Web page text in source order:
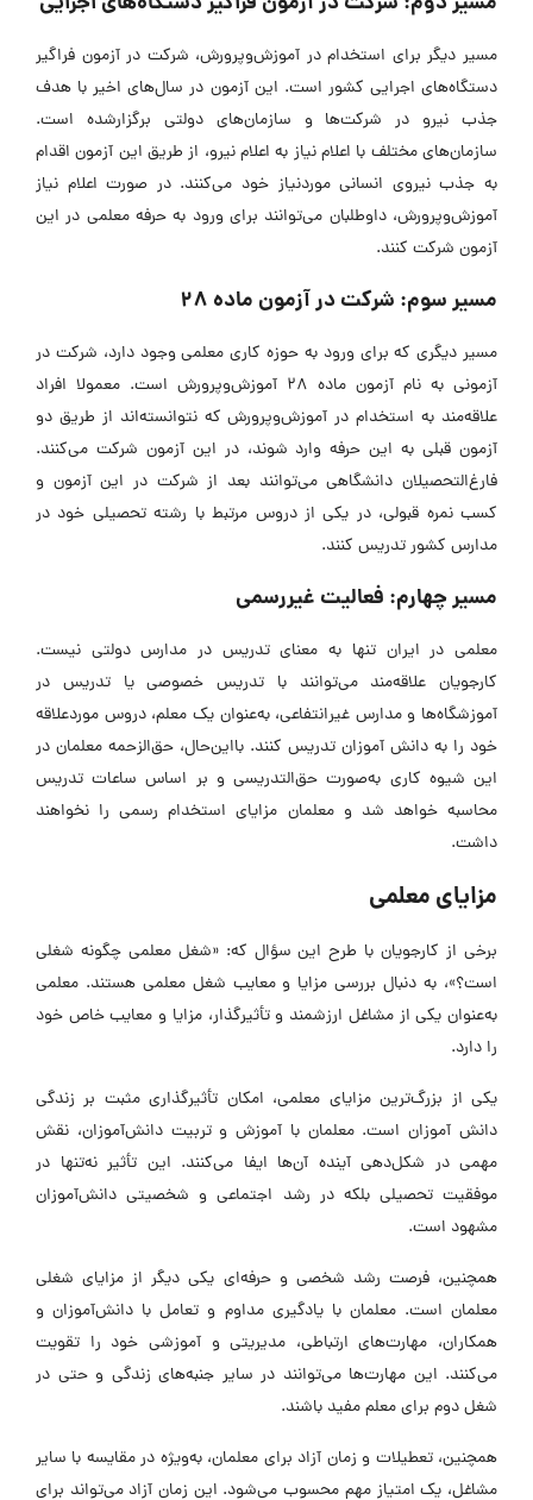
مسیر دیگر برای استخدام در آموزش‌وپرورش، شرکت در آزمون فراگیر
دستگاه‌های اجرایی کشور است. این آزمون در سال‌های اخیر با هدف
جذب نیرو در شرکت‌ها و سازمان‌های دولتی برگزارشده است.
سازمان‌های مختلف با اعلام نیاز به اعلام نیرو، از طریق این آزمون اقدام
به جذب نیروی انسانی موردنیاز خود می‌کنند. در صورت اعلام نیاز
آموزش‌وپرورش، داوطلبان می‌توانند برای ورود به حرفه معلمی در این
آزمون شرکت کنند.
مسیر سوم: شرکت در آزمون ماده 28
مسیر دیگری که برای ورود به حوزه کاری معلمی وجود دارد، شرکت در
آزمونی به نام آزمون ماده 28 آموزش‌وپرورش است. معمولا افراد
علاقه‌مند به استخدام در آموزش‌وپرورش که نتوانسته‌اند از طریق دو
آزمون قبلی به این حرفه وارد شوند، در این آزمون شرکت می‌کنند.
فارغ‌التحصیلان دانشگاهی می‌توانند بعد از شرکت در این آزمون و
کسب نمره قبولی، در یکی از دروس مرتبط با رشته تحصیلی خود در
مدارس کشور تدریس کنند.
مسیر چهارم: فعالیت غیررسمی
معلمی در ایران تنها به معنای تدریس در مدارس دولتی نیست.
کارجویان علاقه‌مند می‌توانند با تدریس خصوصی یا تدریس در
آموزشگاه‌ها و مدارس غیرانتفاعی، به‌عنوان یک معلم، دروس موردعلاقه
خود را به دانش آموزان تدریس کنند. بااین‌حال، حق‌الزحمه معلمان در
این شیوه کاری به‌صورت حق‌التدریسی و بر اساس ساعات تدریس
محاسبه خواهد شد و معلمان مزایای استخدام رسمی را نخواهند
داشت.
مزایای معلمی
برخی از کارجویان با طرح این سؤال که: «شغل معلمی چگونه شغلی
است؟»، به دنبال بررسی مزایا و معایب شغل معلمی هستند. معلمی
به‌عنوان یکی از مشاغل ارزشمند و تأثیرگذار، مزایا و معایب خاص خود
را دارد.
یکی از بزرگ‌ترین مزایای معلمی، امکان تأثیرگذاری مثبت بر زندگی
دانش ‌آموزان است. معلمان با آموزش و تربیت دانش‌آموزان، نقش
مهمی در شکل‌دهی آینده آن‌ها ایفا می‌کنند. این تأثیر نه‌تنها در
موفقیت تحصیلی بلکه در رشد اجتماعی و شخصیتی دانش‌آموزان
مشهود است.
همچنین، فرصت‌ رشد شخصی و حرفه‌ای یکی دیگر از مزایای شغلی
معلمان است. معلمان با یادگیری مداوم و تعامل با دانش‌آموزان و
همکاران، مهارت‌های ارتباطی، مدیریتی و آموزشی خود را تقویت
می‌کنند. این مهارت‌ها می‌توانند در سایر جنبه‌های زندگی و حتی در
شغل دوم برای معلم مفید باشند.
همچنین، تعطیلات و زمان آزاد برای معلمان، به‌ویژه در مقایسه با سایر
مشاغل، یک امتیاز مهم محسوب می‌شود. این زمان آزاد می‌تواند برای